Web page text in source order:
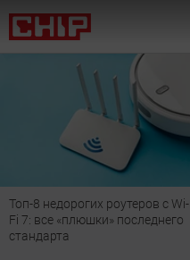
Топ-8 недорогих роутеров с Wi-
Fi 7: все «плюшки» последнего
стандарта